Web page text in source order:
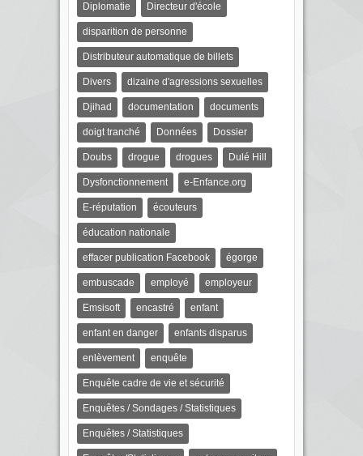
Diplomatie Directeur d'école
disparition de personne
Distributeur automatique de billets
Divers dizaine d'agressions sexuelles
Djihad documentation documents
doigt tranché Données Dossier
Doubs drogue drogues Dulé Hill
Dysfonctionnement e-Enfance.org
E-réputation écouteurs
éducation nationale
effacer publication Facebook égorge
embuscade employé employeur
Emsisoft encastré enfant
enfant en danger enfants disparus
enlèvement enquête
Enquête cadre de vie et sécurité
Enquêtes / Sondages / Statistiques
Enquêtes / Statistiques